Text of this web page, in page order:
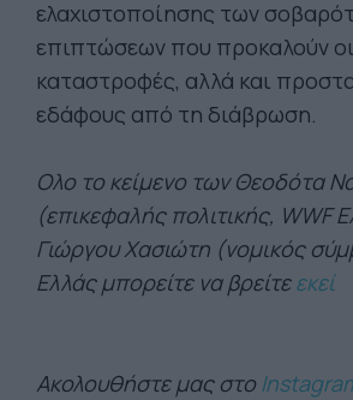
ελαχιστοποίησης των
επιπτώσεων που προκαλούν οι
καταστροφές, αλλά και
εδάφους από τη διάβρωση.
Ολο το κείμενο των Θεοδότα
(επικεφαλής πολιτικής, WWF
Γιώργου Χασιώτη (νομικός
Ελλάς μπορείτε να βρείτεεκεί
Ακολουθήστε μας στο